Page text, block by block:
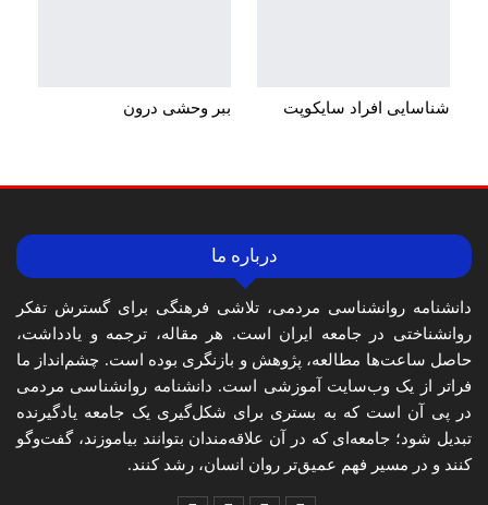
شناسایی افراد سایکوپت ببر وحشی درون
درباره ما
دانشنامه روانشناسی مردمی، تلاشی فرهنگی برای گسترش تفکر
روانشناختی در جامعه ایران است. هر مقاله، ترجمه و یادداشت،
حاصل ساعت‌ها مطالعه، پژوهش و بازنگری بوده است. چشم‌انداز ما
فراتر از یک وب‌سایت آموزشی است. دانشنامه روانشناسی مردمی
در پی آن است که به بستری برای شکل‌گیری یک جامعه یادگیرنده
تبدیل شود؛ جامعه‌ای که در آن علاقه‌مندان بتوانند بیاموزند، گفت‌وگو
کنند و در مسیر فهم عمیق‌تر روان انسان، رشد کنند.